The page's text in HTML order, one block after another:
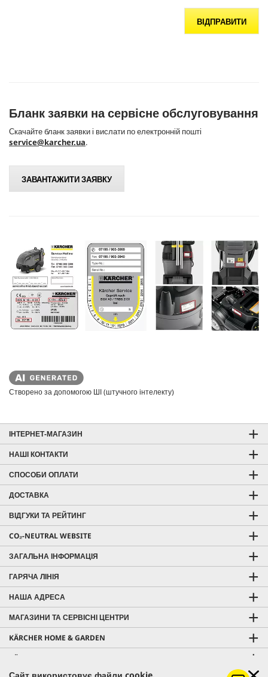
ВІДПРАВИТИ
Бланк заявки на сервісне обслуговування
Скачайте бланк заявки і вислати по електронній пошті
service@karcher.ua.
ЗАВАНТАЖИТИ ЗАЯВКУ
Створено за допомогою ШІ (штучного інтелекту)
ІНТЕРНЕТ-МАГАЗИН
НАШІ КОНТАКТИ
СПОСОБИ ОПЛАТИ
ДОСТАВКА
ВІДГУКИ ТА РЕЙТИНГ
CO₂-NEUTRAL WEBSITE
ЗАГАЛЬНА ІНФОРМАЦІЯ
ГАРЯЧА ЛІНІЯ
НАША АДРЕСА
МАГАЗИНИ ТА СЕРВІСНІ ЦЕНТРИ
KÄRCHER HOME & GARDEN
KÄRCHER PROFESSIONAL